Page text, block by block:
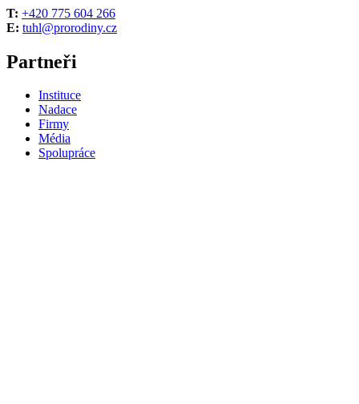
T: +420 775 604 266
E: tuhl@prorodiny.cz
Partneři
Instituce
Nadace
Firmy
Média
Spolupráce